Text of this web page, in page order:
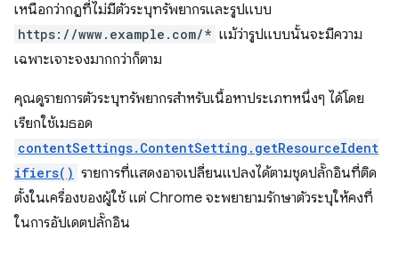
เหนือกว่ากฎที่ไม่มีตัวระบุทรัพยากรและรูปแบบ
https://www.example.com/* แม้ว่ารูปแบบนั้นจะมีความ
เฉพาะเจาะจงมากกว่าก็ตาม
คุณดูรายการตัวระบุทรัพยากรสำหรับเนื้อหาประเภทหนึ่งๆ ได้โดย
เรียกใช้เมธอด
contentSettings.ContentSetting.getResourceIdent
ifiers() รายการที่แสดงอาจเปลี่ยนแปลงได้ตามชุดปลั๊กอินที่ติด
ตั้งในเครื่องของผู้ใช้ แต่ Chrome จะพยายามรักษาตัวระบุให้คงที่
ในการอัปเดตปลั๊กอิน